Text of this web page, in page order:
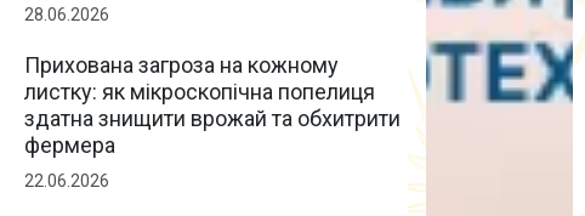
28.06.2026
Прихована загроза на кожному
листку: як мікроскопічна попелиця
здатна знищити врожай та обхитрити
фермера
22.06.2026